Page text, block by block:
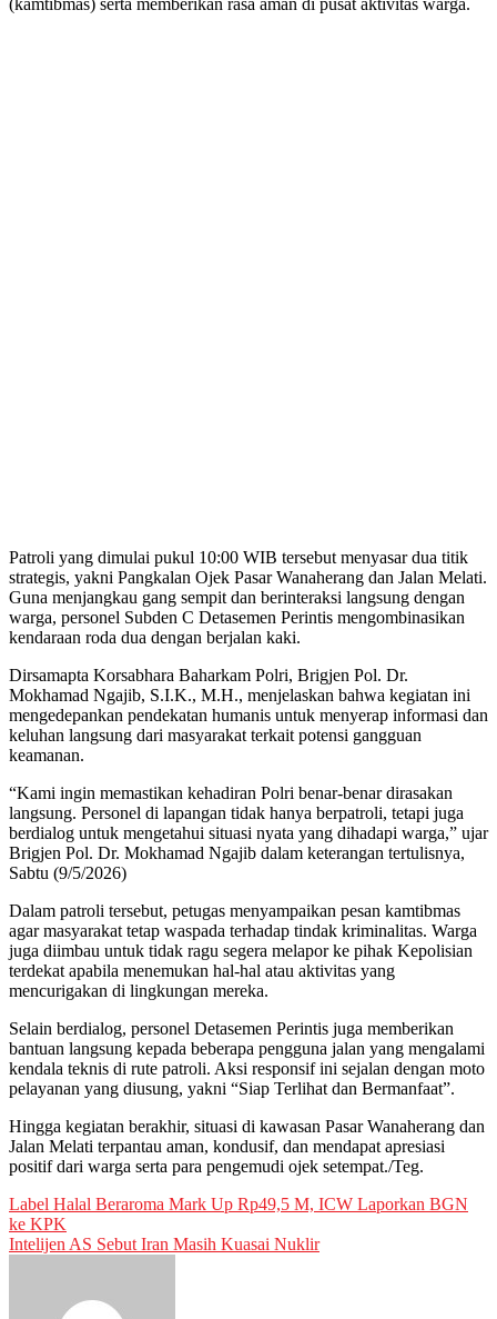
(kamtibmas) serta memberikan rasa aman di pusat aktivitas warga.
Patroli yang dimulai pukul 10:00 WIB tersebut menyasar dua titik
strategis, yakni Pangkalan Ojek Pasar Wanaherang dan Jalan Melati.
Guna menjangkau gang sempit dan berinteraksi langsung dengan
warga, personel Subden C Detasemen Perintis mengombinasikan
kendaraan roda dua dengan berjalan kaki.
Dirsamapta Korsabhara Baharkam Polri, Brigjen Pol. Dr.
Mokhamad Ngajib, S.I.K., M.H., menjelaskan bahwa kegiatan ini
mengedepankan pendekatan humanis untuk menyerap informasi dan
keluhan langsung dari masyarakat terkait potensi gangguan
keamanan.
“Kami ingin memastikan kehadiran Polri benar-benar dirasakan
langsung. Personel di lapangan tidak hanya berpatroli, tetapi juga
berdialog untuk mengetahui situasi nyata yang dihadapi warga,” ujar
Brigjen Pol. Dr. Mokhamad Ngajib dalam keterangan tertulisnya,
Sabtu (9/5/2026)
Dalam patroli tersebut, petugas menyampaikan pesan kamtibmas
agar masyarakat tetap waspada terhadap tindak kriminalitas. Warga
juga diimbau untuk tidak ragu segera melapor ke pihak Kepolisian
terdekat apabila menemukan hal-hal atau aktivitas yang
mencurigakan di lingkungan mereka.
Selain berdialog, personel Detasemen Perintis juga memberikan
bantuan langsung kepada beberapa pengguna jalan yang mengalami
kendala teknis di rute patroli. Aksi responsif ini sejalan dengan moto
pelayanan yang diusung, yakni “Siap Terlihat dan Bermanfaat”.
Hingga kegiatan berakhir, situasi di kawasan Pasar Wanaherang dan
Jalan Melati terpantau aman, kondusif, dan mendapat apresiasi
positif dari warga serta para pengemudi ojek setempat./Teg.
Post
navigation
Label Halal Beraroma Mark Up Rp49,5 M, ICW Laporkan BGN
ke KPK
Intelijen AS Sebut Iran Masih Kuasai Nuklir